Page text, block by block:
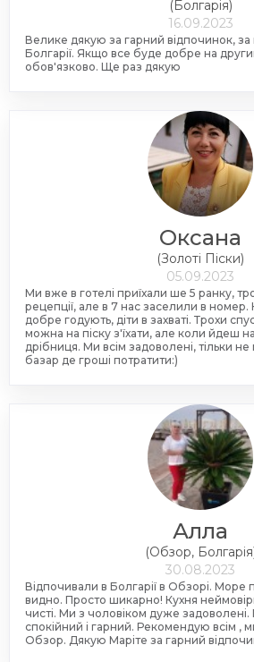
(Болгарія)
16.09.2023
Велике дякую за гарний відпочинок, за
Болгарії. Якщо все буде добре на
обов'язково. Ще раз дякую
Оксана
(Золоті Піски)
05.09.2023
Ми вже в готелі приїхали ше 5 ранку,
рецепції, але в 7 нас заселили в номер.
добре годують, діти в захваті. Трохи
можна на піску з'їхати, але коли йдеш
дрібниця. Ми всім задоволені, тільки
базар де гроші потратити:)
Алла
(Обзор,
30.08.2023
Відпочивали в Болгарії в Обзорі. Море
видно. Просто шикарно! Кухня
чисті. Ми з чоловіком дуже
спокійний і гарний. Рекомендую всім ,
Обзор. Дякую Маріте за гарний